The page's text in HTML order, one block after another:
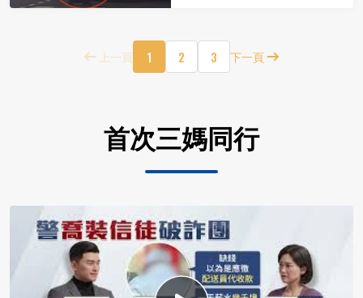
上一頁 1 2 3 下一頁
首次三媽同行